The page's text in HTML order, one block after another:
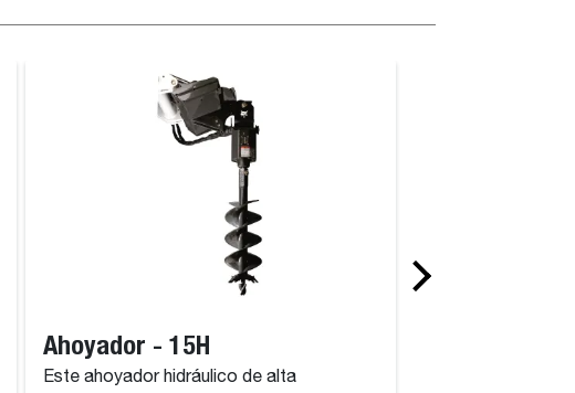
Ahoyador - 15H
Este ahoyador hidráulico de alta